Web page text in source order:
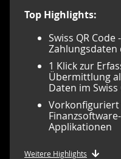
Top Highlights:
Swiss QR
Zahlungsdaten
1 Klick zur
Übermittlung
Daten im Swiss
Vorkonfiguriert
Applikationen
Weitere Highlights